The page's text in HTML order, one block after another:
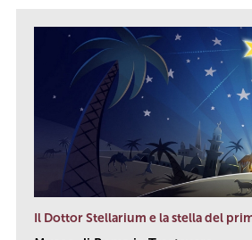
Il Dottor Stellarium e la stella del